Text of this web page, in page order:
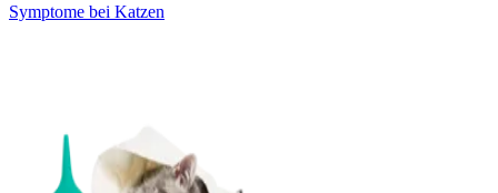
Symptome bei Katzen